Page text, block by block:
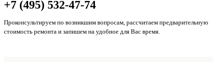
+7 (495) 532-47-74
Проконсультируем по возникшим вопросам, рассчитаем предварительную
стоимость ремонта и запишем на удобное для Вас время.